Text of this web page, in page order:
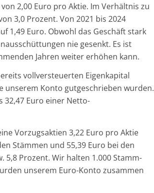
2,00 Euro pro Aktie. Im Verhältnis zu
3,0 Prozent. Von 2021 bis 2024
1,49 Euro. Obwohl das Geschäft stark
nie gesenkt. Es ist
Jahren weiter erhöhen kann.
vollversteuerten Eigenkapital
unserem Konto gutgeschrieben wurden.
32,47 Euro einer Netto-
Vorzugsaktien 3,22 Euro pro Aktie
Stämmen und 55,39 Euro bei den
Prozent. Wir halten 1.000 Stamm-
unserem Euro-Konto zusammen